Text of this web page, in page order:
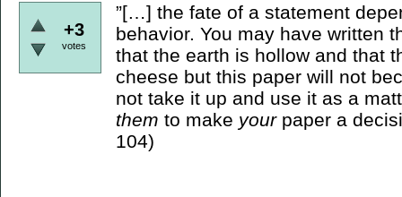
+3
votes
”[…] the fate of a statement
behavior. You may have written
that the earth is hollow and that
cheese but this paper will not
not take it up and use it as a
them to make your paper a
104)